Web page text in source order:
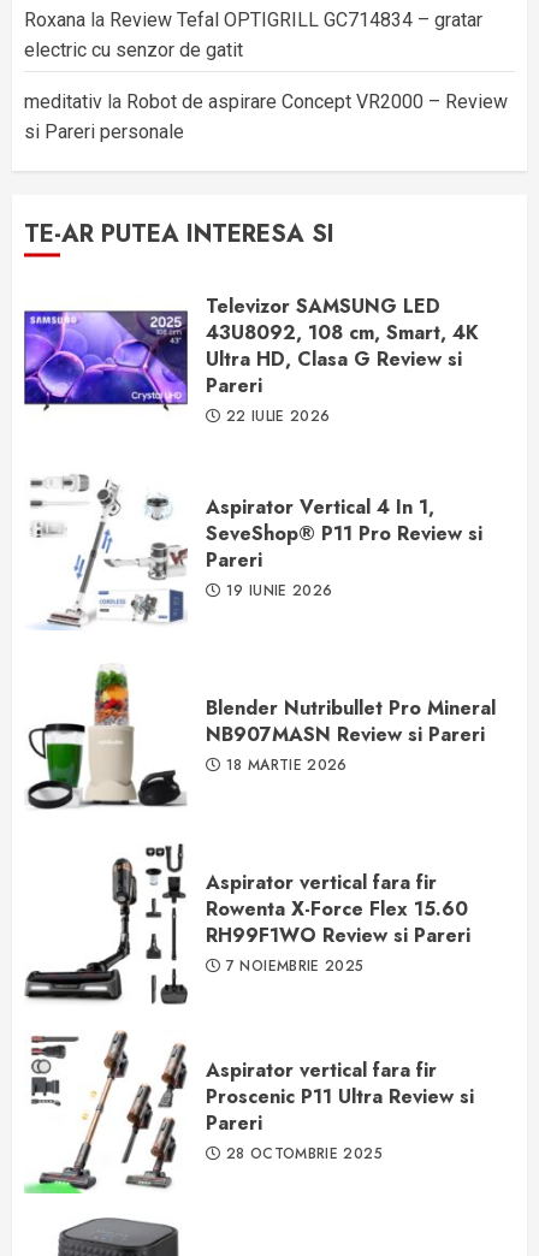
Roxana la Review Tefal OPTIGRILL GC714834 – gratar
electric cu senzor de gatit
meditativ la Robot de aspirare Concept VR2000 – Review
si Pareri personale
TE-AR PUTEA INTERESA SI
Televizor SAMSUNG LED
43U8092, 108 cm, Smart, 4K
Ultra HD, Clasa G Review si
Pareri
22 IULIE 2026
Aspirator Vertical 4 In 1,
SeveShop® P11 Pro Review si
Pareri
19 IUNIE 2026
Blender Nutribullet Pro Mineral
NB907MASN Review si Pareri
18 MARTIE 2026
Aspirator vertical fara fir
Rowenta X-Force Flex 15.60
RH99F1WO Review si Pareri
7 NOIEMBRIE 2025
Aspirator vertical fara fir
Proscenic P11 Ultra Review si
Pareri
28 OCTOMBRIE 2025